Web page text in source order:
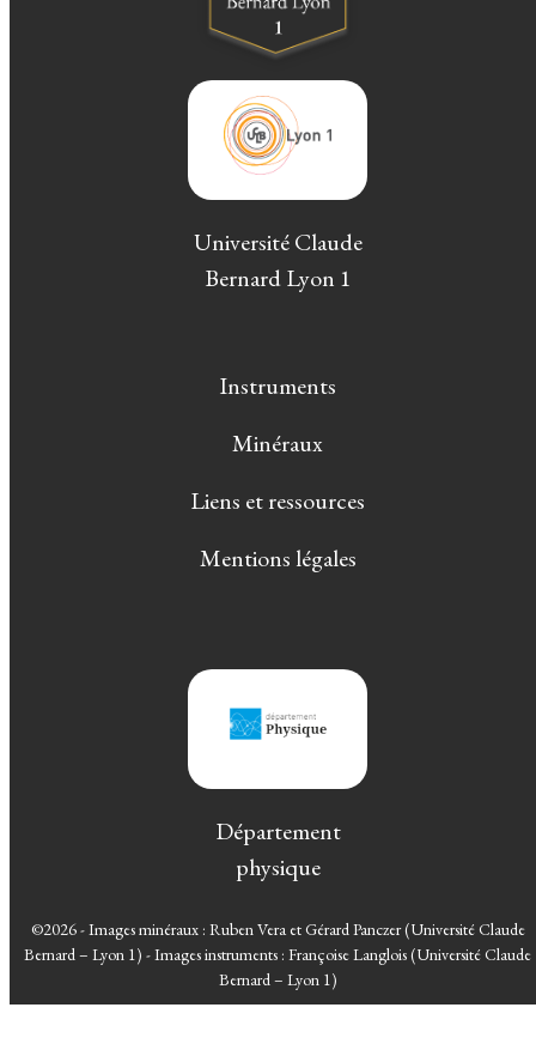
Université Claude
Bernard Lyon 1
Instruments
Minéraux
Liens et ressources
Mentions légales
Département
physique
©2026 - Images minéraux : Ruben Vera et Gérard Panczer (Université Claude
Bernard – Lyon 1) - Images instruments : Françoise Langlois (Université Claude
Bernard – Lyon 1)